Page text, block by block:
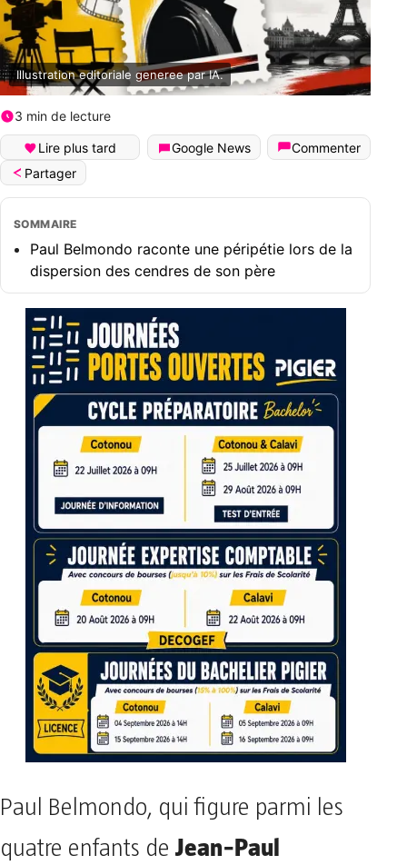
Illustration editoriale generee par IA.
3 min de lecture
Lire plus tard Google News
Commenter
Partager
SOMMAIRE
Paul Belmondo raconte une péripétie lors de la
dispersion des cendres de son père
Paul Belmondo, qui figure parmi les
quatre enfants de Jean‑Paul